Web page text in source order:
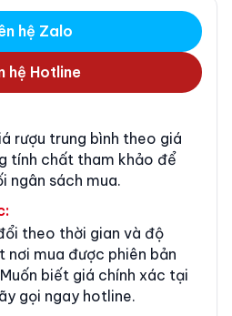
hệ Zalo
hệ Hotline
rượu trung bình theo giá
tính chất tham khảo để
ngân sách mua.
theo thời gian và độ
nơi mua được phiên bản
biết giá chính xác tại
gọi ngay hotline.